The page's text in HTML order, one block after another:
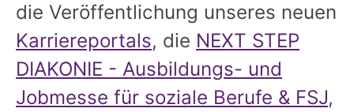
die Veröffentlichung unseres neuen
Karriereportals, die NEXT STEP
DIAKONIE - Ausbildungs- und
Jobmesse für soziale Berufe & FSJ,